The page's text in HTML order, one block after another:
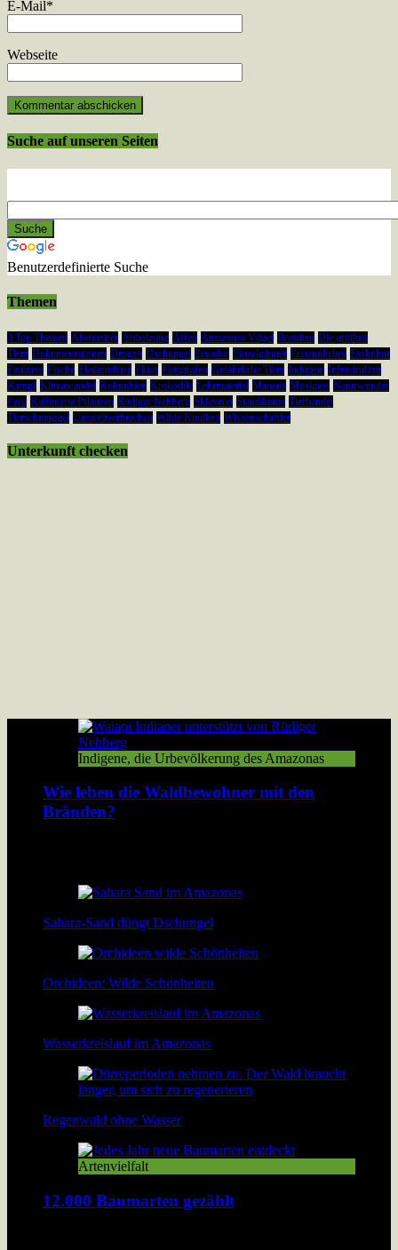
E-Mail*
Webseite
Suche auf unseren Seiten
Benutzerdefinierte Suche
Themen
3 Top Themen Abenteurer Abholzung Affen Amazonas Vögel Brasilien Die größten
Tiere Dokumentationen Drogen Dschungel Ecuador Einzelgänger Erstaunliches Esskultur
Faultiere Fische Fledermäuse Fluss Fotografen Gefährliche Tiere Indigene Infrastruktur
Kampf Klimawandel Kolumbien Krokodile Lehrmaterial Manaus Moskitos Naturwunder
Peru Raffinierte Pflanzen Rüdiger Nehberg Sklaverei Staudämme Tierhandel
Tierschmuggel Umweltverbrechen Wilde Kindheit Wissenschaftler
Unterkunft checken
Indigene, die Urbevölkerung des Amazonas
Wie leben die Waldbewohner mit den
Bränden?
Sahara-Sand düngt Dschungel
Orchideen: Wilde Schönheiten
Wasserkreislauf im Amazonas
Regenwald ohne Wasser
Artenvielfalt
12.000 Baumarten gezählt